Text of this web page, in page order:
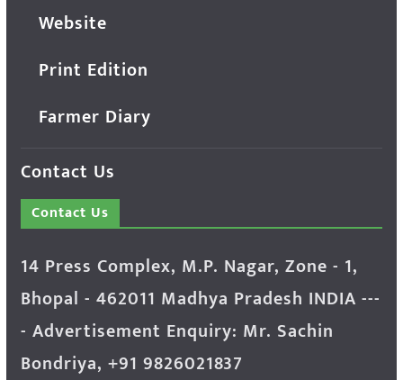
Website
Print Edition
Farmer Diary
Contact Us
Contact Us
14 Press Complex, M.P. Nagar, Zone - 1,
Bhopal - 462011 Madhya Pradesh INDIA ---
- Advertisement Enquiry: Mr. Sachin
Bondriya, +91 9826021837